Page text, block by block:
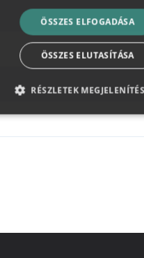
ÖSSZES ELFOGADÁSA
ÖSSZES ELUTASÍTÁSA
RÉSZLETEK